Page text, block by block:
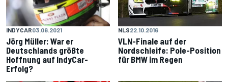
INDYCAR03.06.2021
Jörg Müller: War er
Deutschlands größte
Hoffnung auf IndyCar-
Erfolg?
NLS22.10.2016
VLN-Finale auf der
Nordschleife: Pole-Position
für BMW im Regen